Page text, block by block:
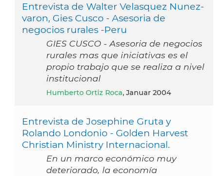
Entrevista de Walter Velasquez Nunez-
varon, Gies Cusco - Asesoria de
negocios rurales -Peru
GIES CUSCO - Asesoria de negocios
rurales mas que iniciativas es el
propio trabajo que se realiza a nivel
institucional
Humberto Ortiz Roca, Januar 2004
Entrevista de Josephine Gruta y
Rolando Londonio - Golden Harvest
Christian Ministry Internacional.
En un marco económico muy
deteriorado, la economía